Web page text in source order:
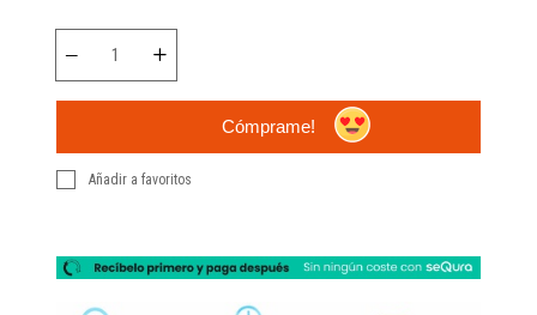
Cómprame!
Añadir a favoritos